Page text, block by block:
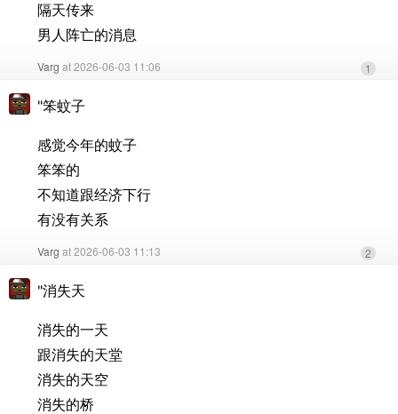
隔天传来
男人阵亡的消息
Varg at 2026-06-03 11:06 1
"笨蚊子
感觉今年的蚊子
笨笨的
不知道跟经济下行
有没有关系
Varg at 2026-06-03 11:13 2
"消失天
消失的一天
跟消失的天堂
消失的天空
消失的桥